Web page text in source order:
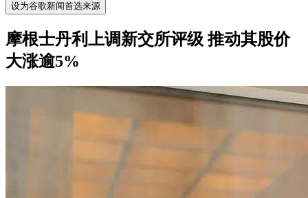
设为谷歌新闻首选来源
摩根士丹利上调新交所评级 推动其股价
大涨逾5%